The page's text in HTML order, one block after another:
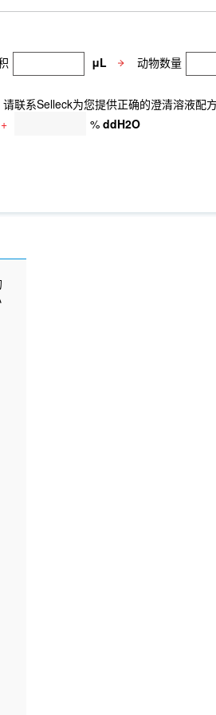
μL 动物数量
联系Selleck为您提供正确的澄清溶液配
+ % ddH2O